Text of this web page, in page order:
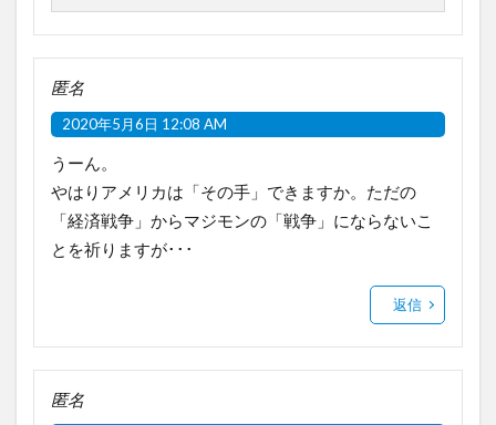
匿名
2020年5月6日 12:08 AM
うーん。
やはりアメリカは「その手」できますか。ただの
「経済戦争」からマジモンの「戦争」にならないこ
とを祈りますが･･･
返信
匿名